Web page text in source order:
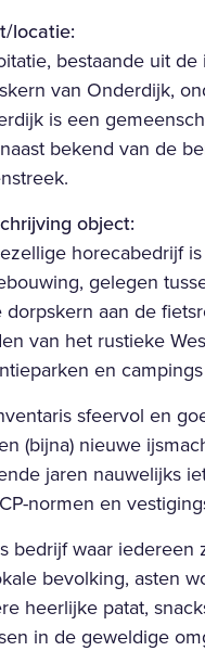
locatie:
bestaande uit
van Onderdijk,
is een
bekend van de
object:
horecabedrijf
gelegen
dorpskern aan de
van het rustieke
en
sfeervol en
(bijna) nieuwe
jaren nauwelijks
normen en
bedrijf waar
bevolking, asten
heerlijke patat,
in de geweldige